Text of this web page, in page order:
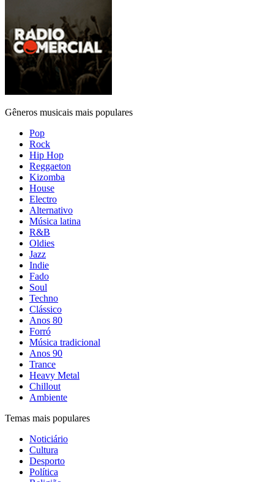
Gêneros musicais mais populares
Pop
Rock
Hip Hop
Reggaeton
Kizomba
House
Electro
Alternativo
Música latina
R&B
Oldies
Jazz
Indie
Fado
Soul
Techno
Clássico
Anos 80
Forró
Música tradicional
Anos 90
Trance
Heavy Metal
Chillout
Ambiente
Temas mais populares
Noticiário
Cultura
Desporto
Política